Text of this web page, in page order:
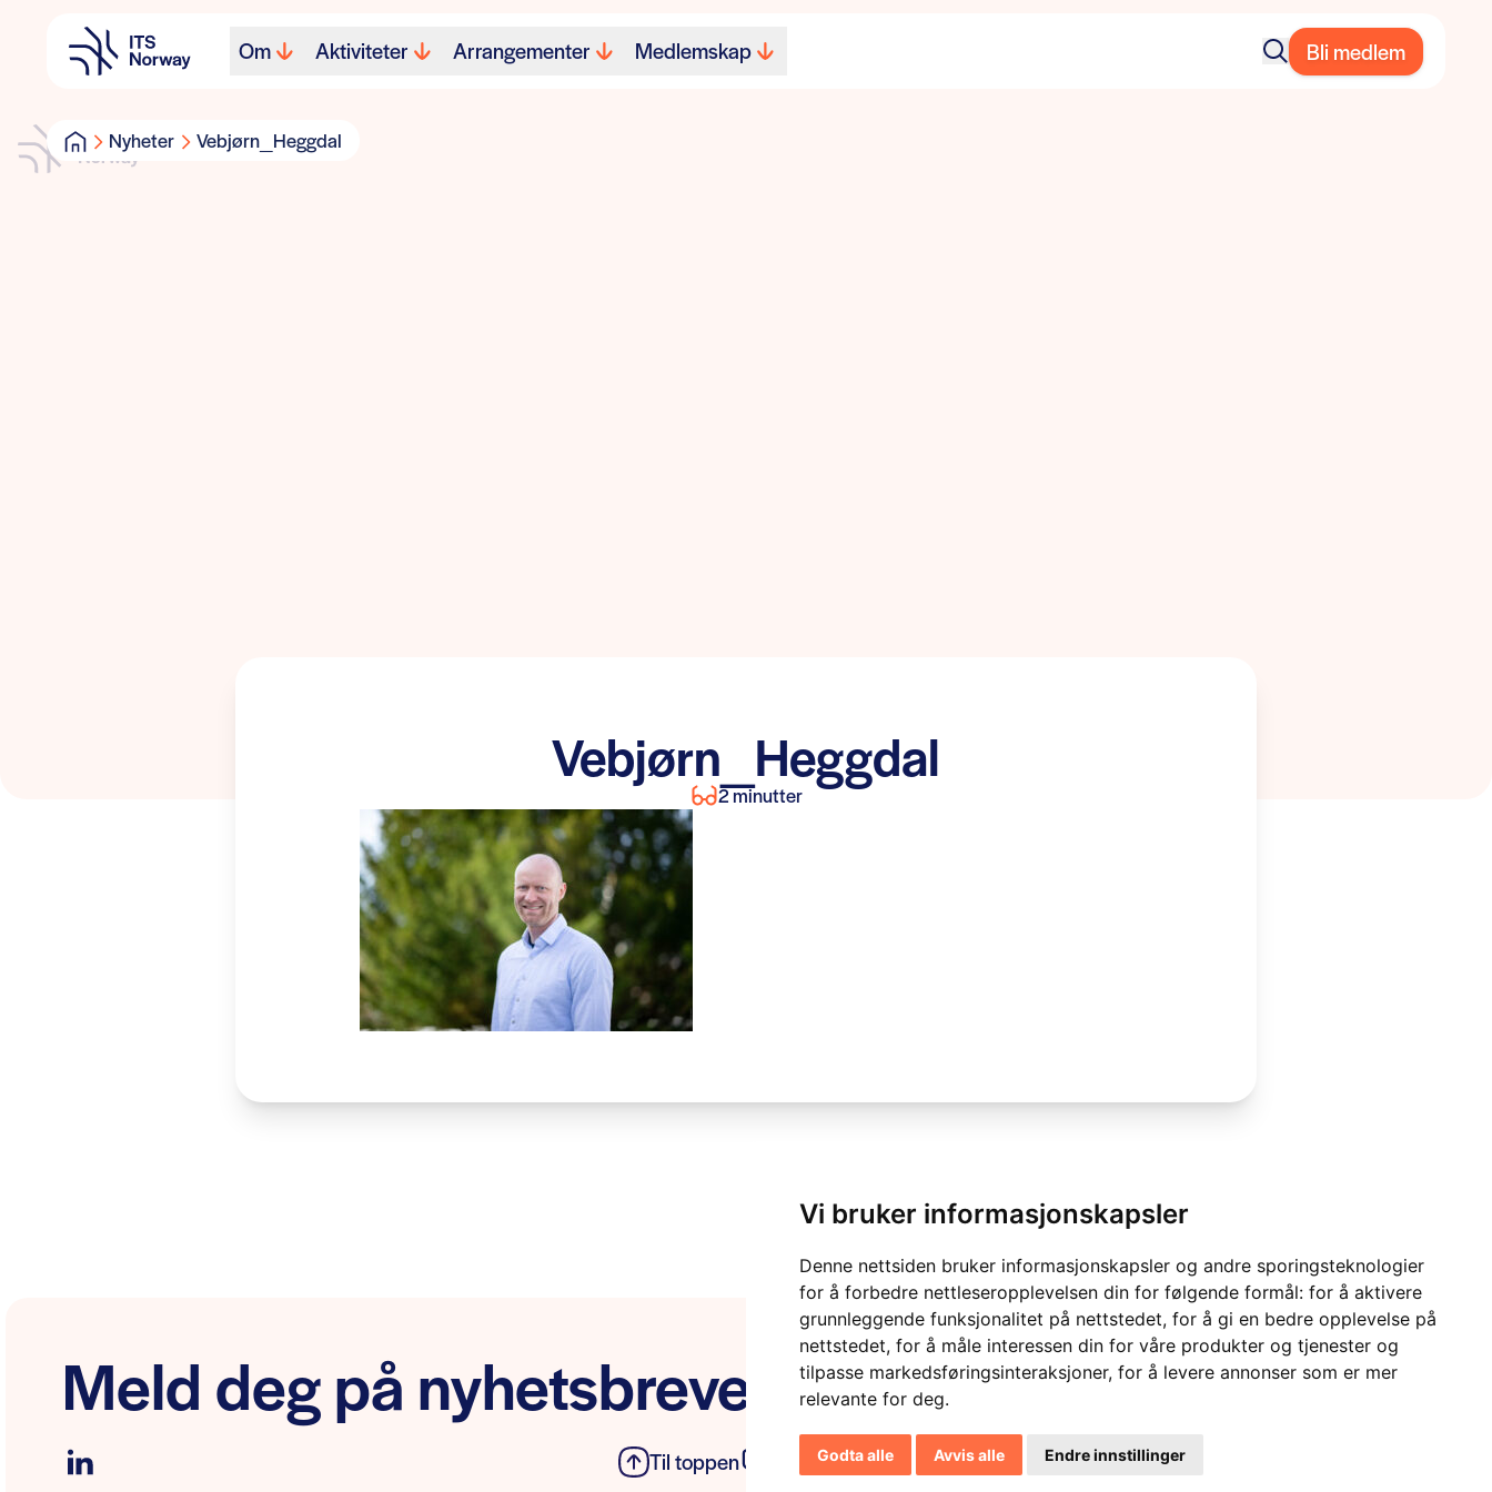
Vi bruker informasjonskapsler
Denne nettsiden bruker informasjonskapsler og andre sporingsteknologier
for å forbedre nettleseropplevelsen din for følgende formål: for å aktivere
grunnleggende funksjonalitet på nettstedet, for å gi en bedre opplevelse på
nettstedet, for å måle interessen din for våre produkter og tjenester og
tilpasse markedsføringsinteraksjoner, for å levere annonser som er mer
relevante for deg.
Godta alle Avvis alle Endre innstillinger
Om Aktiviteter Arrangementer Medlemskap Bli medlem
Nyheter Vebjørn_Heggdal
Vebjørn_Heggdal
2 minutter
Meld deg på nyhetsbrevet vårt
Til toppen Personvern